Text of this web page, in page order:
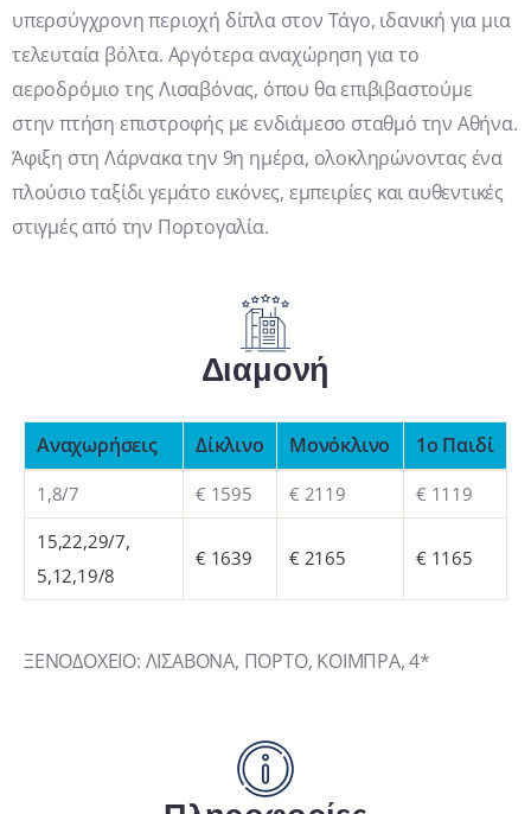
υπερσύγχρονη περιοχή δίπλα στον Τάγο, ιδανική για μια
τελευταία βόλτα. Αργότερα αναχώρηση για το
αεροδρόμιο της Λισαβόνας, όπου θα επιβιβαστούμε
στην πτήση επιστροφής με ενδιάμεσο σταθμό την Αθήνα.
Άφιξη στη Λάρνακα την 9η ημέρα, ολοκληρώνοντας ένα
πλούσιο ταξίδι γεμάτο εικόνες, εμπειρίες και αυθεντικές
στιγμές από την Πορτογαλία.
Διαμονή
Αναχωρήσεις Δίκλινο Μονόκλινο 1o Παιδί
1,8/7 € 1595 € 2119
€ 1119
15,22,29/7,
5,12,19/8
€ 1639 € 2165 € 1165
ΞΕΝΟΔΟΧΕΙΟ: ΛΙΣΑΒΟΝΑ, ΠΟΡΤΟ, ΚΟΙΜΠΡΑ, 4*